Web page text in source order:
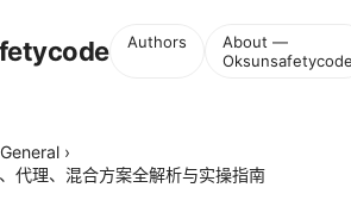
Authors
About —
General ›
代理、混合方案全解析与实操指南